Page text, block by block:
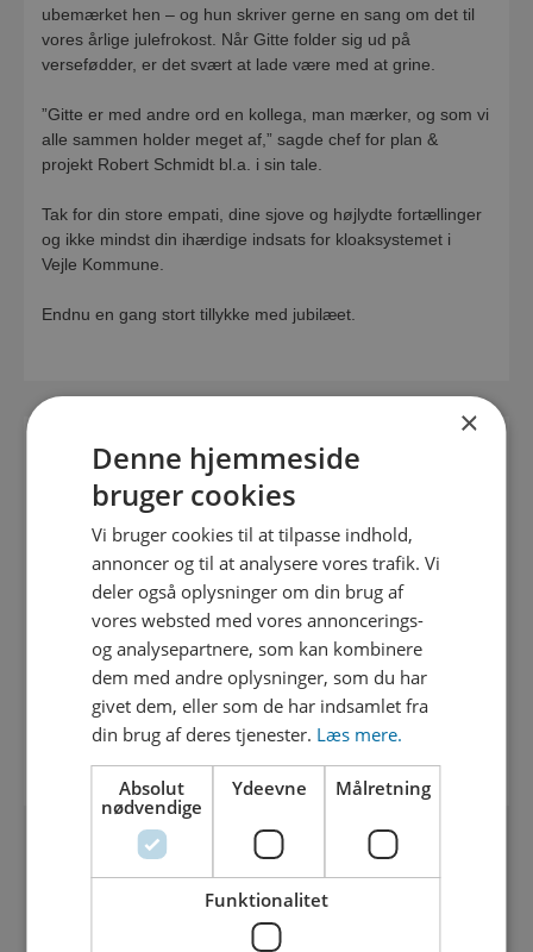
ubemærket hen – og hun skriver gerne en sang om det til
vores årlige julefrokost. Når Gitte folder sig ud på
versefødder, er det svært at lade være med at grine.
”Gitte er med andre ord en kollega, man mærker, og som vi
alle sammen holder meget af,” sagde chef for plan &
projekt Robert Schmidt bl.a. i sin tale.
Tak for din store empati, dine sjove og højlydte fortællinger
og ikke mindst din ihærdige indsats for kloaksystemet i
Vejle Kommune.
Endnu en gang stort tillykke med jubilæet.
Gitte Bisgaard sammen med sit team.
×
Denne hjemmeside
bruger cookies
Vi bruger cookies til at tilpasse indhold,
annoncer og til at analysere vores trafik. Vi
deler også oplysninger om din brug af
vores websted med vores annoncerings-
og analysepartnere, som kan kombinere
dem med andre oplysninger, som du har
givet dem, eller som de har indsamlet fra
din brug af deres tjenester. Læs mere.
Absolut
nødvendige
Ydeevne Målretning
Funktionalitet